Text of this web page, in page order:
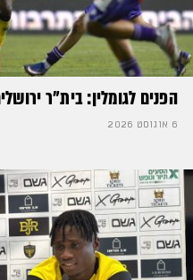
הפנים לגומלין: בית״ר
6 אוגוסט 2026